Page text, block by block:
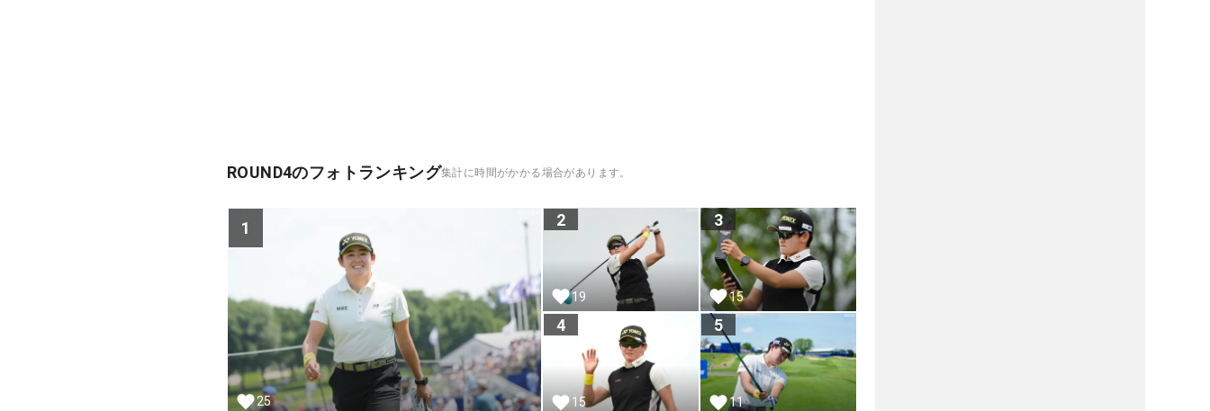
ROUND4のフォトランキング集計に時間がかかる場合があります。
1
25
2
19
3
15
4
15
5
11